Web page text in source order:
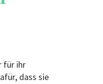
für ihr
dass sie